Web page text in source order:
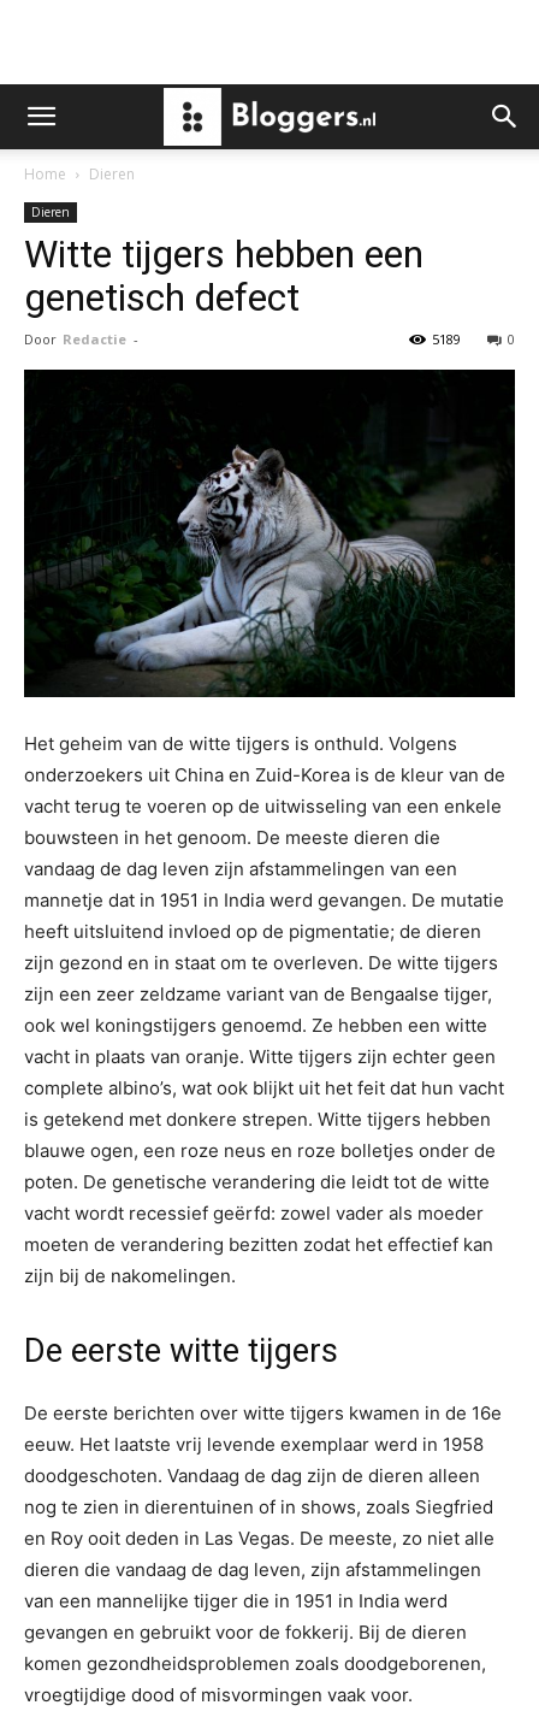
Home Dieren
Dieren
Witte tijgers hebben een
genetisch defect
Door Redactie - 0
5189
Het geheim van de witte tijgers is onthuld. Volgens
onderzoekers uit China en Zuid-Korea is de kleur van de
vacht terug te voeren op de uitwisseling van een enkele
bouwsteen in het genoom. De meeste dieren die
vandaag de dag leven zijn afstammelingen van een
mannetje dat in 1951 in India werd gevangen. De mutatie
heeft uitsluitend invloed op de pigmentatie; de dieren
zijn gezond en in staat om te overleven. De witte tijgers
zijn een zeer zeldzame variant van de Bengaalse tijger,
ook wel koningstijgers genoemd. Ze hebben een witte
vacht in plaats van oranje. Witte tijgers zijn echter geen
complete albino’s, wat ook blijkt uit het feit dat hun vacht
is getekend met donkere strepen. Witte tijgers hebben
blauwe ogen, een roze neus en roze bolletjes onder de
poten. De genetische verandering die leidt tot de witte
vacht wordt recessief geërfd: zowel vader als moeder
moeten de verandering bezitten zodat het effectief kan
zijn bij de nakomelingen.
De eerste witte tijgers
De eerste berichten over witte tijgers kwamen in de 16e
eeuw. Het laatste vrij levende exemplaar werd in 1958
doodgeschoten. Vandaag de dag zijn de dieren alleen
nog te zien in dierentuinen of in shows, zoals Siegfried
en Roy ooit deden in Las Vegas. De meeste, zo niet alle
dieren die vandaag de dag leven, zijn afstammelingen
van een mannelijke tijger die in 1951 in India werd
gevangen en gebruikt voor de fokkerij. Bij de dieren
komen gezondheidsproblemen zoals doodgeborenen,
vroegtijdige dood of misvormingen vaak voor.